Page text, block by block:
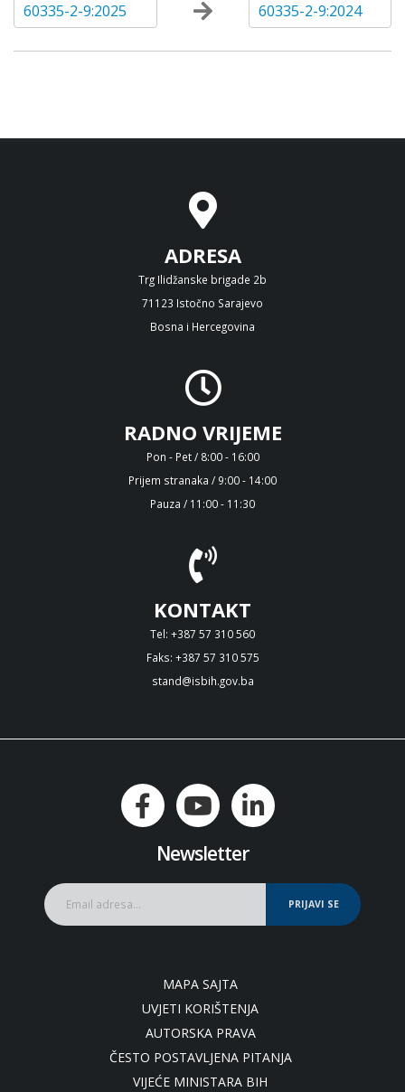
60335-2-9:2025
60335-2-9:2024
ADRESA
Trg Ilidžanske brigade 2b
71123 Istočno Sarajevo
Bosna i Hercegovina
RADNO VRIJEME
Pon - Pet / 8:00 - 16:00
Prijem stranaka / 9:00 - 14:00
Pauza / 11:00 - 11:30
KONTAKT
Tel: +387 57 310 560
Faks: +387 57 310 575
stand@isbih.gov.ba
Newsletter
PRIJAVI SE
MAPA SAJTA
UVJETI KORIŠTENJA
AUTORSKA PRAVA
ČESTO POSTAVLJENA PITANJA
VIJEĆE MINISTARA BIH